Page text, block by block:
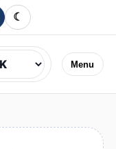
☾
Menu
Jazyk